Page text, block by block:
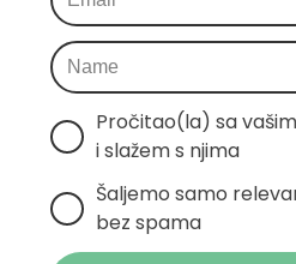
Pročitao(la) sa
i slažem s njima
Šaljemo samo
bez spama